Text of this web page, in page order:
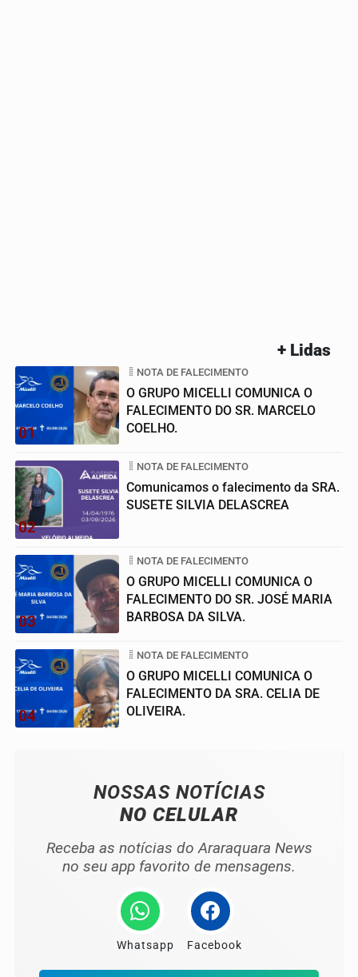
+ Lidas
01
NOTA DE FALECIMENTO
O GRUPO MICELLI COMUNICA O
FALECIMENTO DO SR. MARCELO
COELHO.
02
NOTA DE FALECIMENTO
Comunicamos o falecimento da SRA.
SUSETE SILVIA DELASCREA
03
NOTA DE FALECIMENTO
O GRUPO MICELLI COMUNICA O
FALECIMENTO DO SR. JOSÉ MARIA
BARBOSA DA SILVA.
04
NOTA DE FALECIMENTO
O GRUPO MICELLI COMUNICA O
FALECIMENTO DA SRA. CELIA DE
OLIVEIRA.
NOSSAS NOTÍCIAS
NO CELULAR
Receba as notícias do Araraquara News
no seu app favorito de mensagens.
Whatsapp Facebook